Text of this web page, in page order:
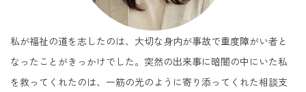
私が福祉の道を志したのは、大切な身内が事故で重度障がい者と
なったことがきっかけでした。突然の出来事に暗闇の中にいた私
を救ってくれたのは、一筋の光のように寄り添ってくれた相談支